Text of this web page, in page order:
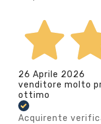
26 Aprile 2026
venditore molto
ottimo
Acquirente